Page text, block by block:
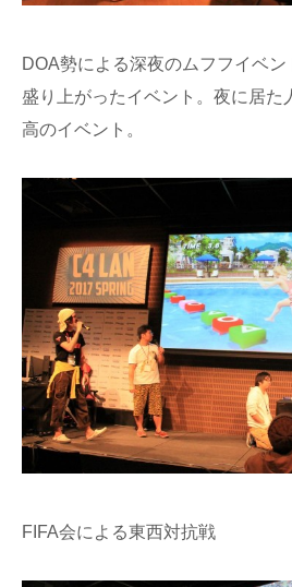
DOA勢による深夜のムフフイベ
盛り上がったイベント。夜に居た
高のイベント。
FIFA会による東西対抗戦